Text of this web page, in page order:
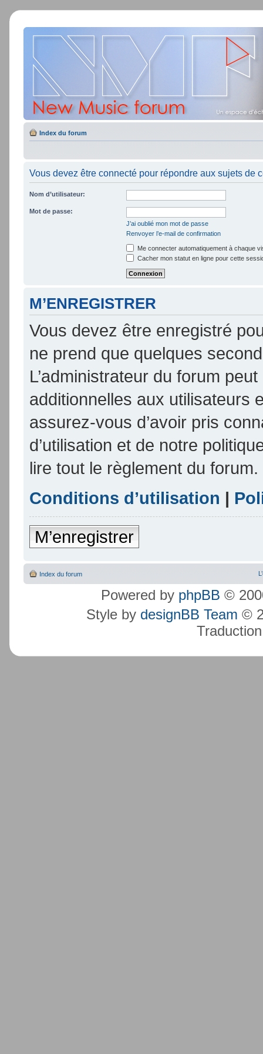
Index du forum
Vous devez être connecté pour répondre aux sujets de
Nom d’utilisateur:
Mot de passe:
J’ai oublié mon mot de passe
Renvoyer l’e-mail de confirmation
Me connecter automatiquement à chaque
Cacher mon statut en ligne pour cette
M’ENREGISTRER
Vous devez être enregistré
ne prend que quelques
L’administrateur du forum
additionnelles aux utilisateurs
assurez-vous d’avoir pris
d’utilisation et de notre
lire tout le règlement du forum.
Conditions d’utilisation |
M’enregistrer
Index du forum
Powered by phpBB ©
Style by designBB Team ©